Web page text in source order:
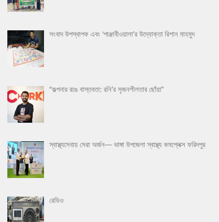
সংবাদ উপস্থাপক এবং ‘পাঞ্জাবীওয়ালা’র উদ্যোক্তা রিশান মাহমুদ
“কল্পনার রঙে বাস্তবতা: রনি’র সৃজনশীলতার ছোঁয়া”
স্বাস্থ্যসেবায় সেরা অর্জন— ভাঙ্গা উপজেলা স্বাস্থ্য কমপ্লেক্স ফরিদপুর
রেডিও